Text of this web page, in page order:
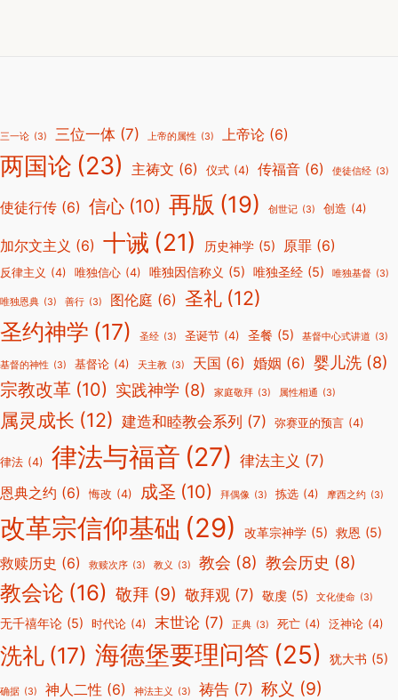
三一论 (3) 三位一体 (7) 上帝的属性 (3) 上帝论 (6)
两国论 (23) 主祷文 (6) 仪式 (4) 传福音 (6) 使徒信经 (3)
使徒行传 (6) 信心 (10) 再版 (19) 创世记 (3) 创造 (4)
加尔文主义 (6) 十诫 (21) 历史神学 (5) 原罪 (6)
反律主义 (4) 唯独信心 (4) 唯独因信称义 (5) 唯独圣经 (5) 唯独基督 (3)
唯独恩典 (3) 善行 (3) 图伦庭 (6) 圣礼 (12)
圣约神学 (17) 圣经 (3) 圣诞节 (4) 圣餐 (5) 基督中心式讲道 (3)
基督的神性 (3) 基督论 (4) 天主教 (3) 天国 (6) 婚姻 (6) 婴儿洗 (8)
宗教改革 (10) 实践神学 (8) 家庭敬拜 (3) 属性相通 (3)
属灵成长 (12) 建造和睦教会系列 (7) 弥赛亚的预言 (4)
律法 (4) 律法与福音 (27) 律法主义 (7)
恩典之约 (6) 悔改 (4) 成圣 (10) 拜偶像 (3) 拣选 (4) 摩西之约 (3)
改革宗信仰基础 (29) 改革宗神学 (5) 救恩 (5)
救赎历史 (6) 救赎次序 (3) 教义 (3) 教会 (8) 教会历史 (8)
教会论 (16) 敬拜 (9) 敬拜观 (7) 敬虔 (5) 文化使命 (3)
无千禧年论 (5) 时代论 (4) 末世论 (7) 正典 (3) 死亡 (4) 泛神论 (4)
洗礼 (17) 海德堡要理问答 (25) 犹大书 (5)
确据 (3) 神人二性 (6) 神法主义 (3) 祷告 (7) 称义 (9)